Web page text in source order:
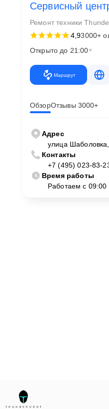
Сервисный
Ремонт техники
4,93000+
Открыто до 21:00
Маршрут
ОбзорОтзывы 3000+
Адрес
улица
Контакты
+7 (495) 023-83-
Время работы
Работаем с 09:00